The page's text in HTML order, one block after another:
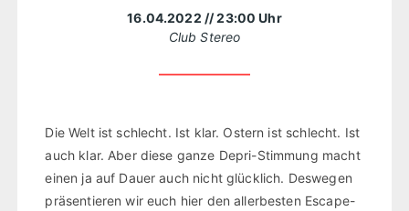
16.04.2022 // 23:00 Uhr
Club Stereo
Die Welt ist schlecht. Ist klar. Ostern ist schlecht. Ist
auch klar. Aber diese ganze Depri-Stimmung macht
einen ja auf Dauer auch nicht glücklich. Deswegen
präsentieren wir euch hier den allerbesten Escape-